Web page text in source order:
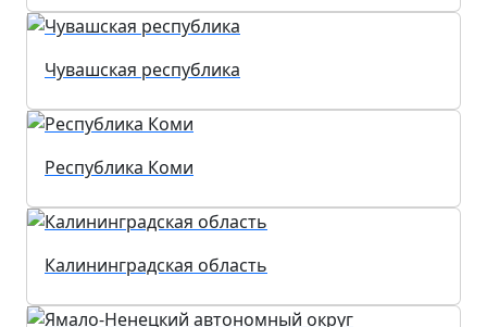
Чувашская республика
Республика Коми
Калининградская область